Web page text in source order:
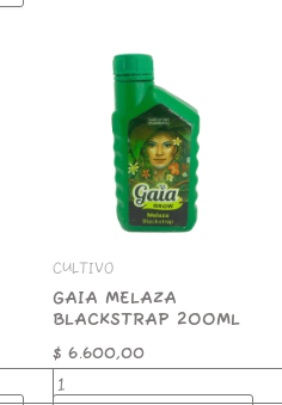
CULTIVO
GAIA MELAZA
BLACKSTRAP 200ML
$ 6.600,00
MELAZA
BLACKSTRAP
cantidad